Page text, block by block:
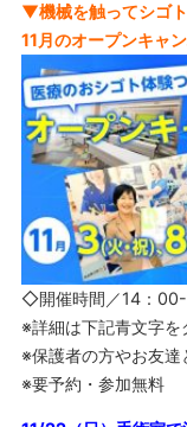
▼機械を触ってシゴ
11月のオープンキャ
◇開催時間／14：
※詳細は下記青文字を
※保護者の方やお友達
※要予約・参加無料